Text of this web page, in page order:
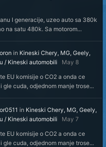
I generacije, uzeo auto sa 380k
na satu 480k. Sa motorom...
in Kineski Chery, MG, Geely,
/ Kineski automobili
May 8
EU komisije o CO2 a onda ce
gle cuda, odjednom manje trose...
in Kineski Chery, MG, Geely,
/ Kineski automobili
May 7
EU komisije o CO2 a onda ce
gle cuda, odjednom manje trose...